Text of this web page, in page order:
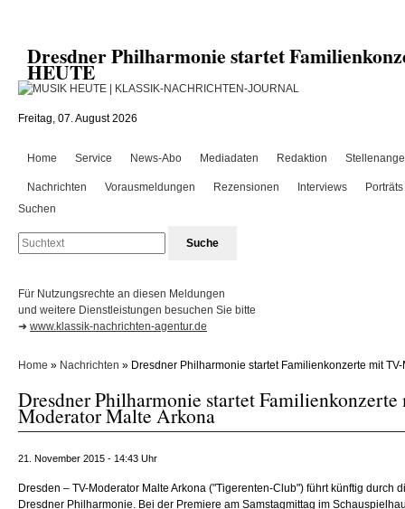
Dresdner Philharmonie startet
HEUTE
Freitag, 07. August 2026
Home Service News-Abo Mediadaten Redaktion
Nachrichten Vorausmeldungen Rezensionen Interviews
Porträts
Suchen
Für Nutzungsrechte an diesen Meldungen
und weitere Dienstleistungen besuchen Sie bitte
➜ www.klassik-nachrichten-agentur.de
Home » Nachrichten » Dresdner Philharmonie startet Familienkonzerte mit TV-
Dresdner Philharmonie startet
Moderator Malte Arkona
21. November 2015 - 14:43 Uhr
Dresden – TV-Moderator Malte Arkona ("Tigerenten-Club") führt künftig durch
Dresdner Philharmonie. Bei der Premiere am Samstagmittag im